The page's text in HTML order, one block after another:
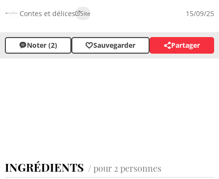
Contes et délices Site 15/09/25
Noter (2) Sauvegarder Partager
INGRÉDIENTS / pour 2 personnes